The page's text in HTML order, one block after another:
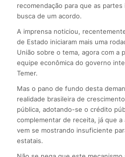
recomendação para que as
busca de um acordo.
A imprensa noticiou,
de Estado iniciaram mais uma
União sobre o tema, agora com a
equipe econômica do governo
Temer.
Mas o pano de fundo desta
realidade brasileira de
pública, adotando-se o crédito
complementar de receita, já que a
vem se mostrando insuficiente
estatais.